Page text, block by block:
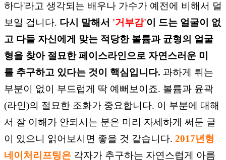
하다'라고 생각되는 배우나 가수가 예전에 비해서 덜
보일 겁니다. 다시 말해서 '거부감'이 드는 얼굴이 없
고 다들 자신에게 맞는 적당한 볼륨과 균형의 얼굴
형을 찾아 절묘한 페이스라인으로 자연스러운 미
를 추구하고 있다는 것이 핵심입니다. 과하게 튀는
부분이 없이 부드럽게 딱 예뻐보이죠. 볼륨과 윤곽
(라인)의 절묘한 조화가 중요합니다. 이 부분에 대해
서 잘 이해가 안되시는 분은 미리 자세하게 써둔 글
이 있으니 읽어보시면 좋을 것 같습니다. 2017년형
네이처리프팅은 각자가 추구하는 자연스럽게 아름